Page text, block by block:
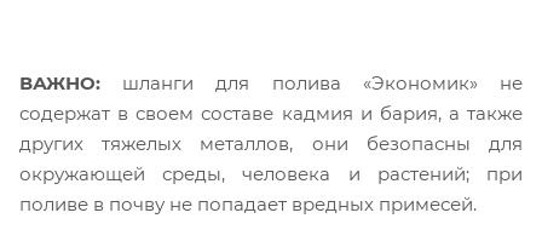
ВАЖНО: шланги для полива «Экономик» не
содержат в своем составе кадмия и бария, а также
других тяжелых металлов, они безопасны для
окружающей среды, человека и растений; при
поливе в почву не попадает вредных примесей.